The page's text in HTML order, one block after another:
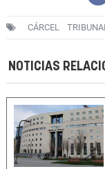
CÁRCEL
NOTICIAS